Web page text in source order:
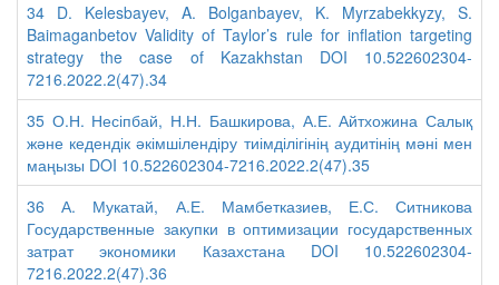
34 D. Kelesbayev, A. Bolganbayev, K. Myrzabekkyzy, S.
Baimaganbetov Validity of Taylor’s rule for inflation targeting
strategy the case of Kazakhstan DOI 10.522602304-
7216.2022.2(47).34
35 О.Н. Несіпбай, Н.Н. Башкирова, А.Е. Айтхожина Салық
және кедендік әкімшілендіру тиімділігінің аудитінің мәні мен
маңызы DOI 10.522602304-7216.2022.2(47).35
36 А. Мукатай, А.Е. Мамбетказиев, Е.С. Ситникова
Государственные закупки в оптимизации государственных
затрат экономики Казахстана DOI 10.522602304-
7216.2022.2(47).36